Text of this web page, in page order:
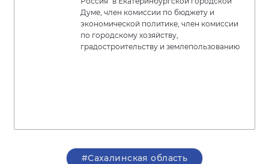
Думе, член комиссии по бюджету и
экономической политике, член комиссии
по городскому хозяйству,
градостроительству и землепользованию
#Сахалинская область